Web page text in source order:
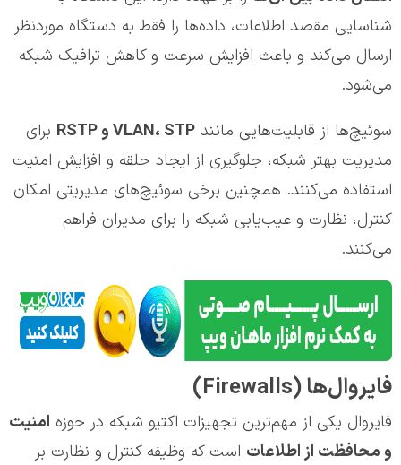
شناسایی مقصد اطلاعات، داده‌ها را فقط به دستگاه موردنظر
ارسال می‌کند و باعث افزایش سرعت و کاهش ترافیک شبکه
می‌شود.
سوئیچ‌ها از قابلیت‌هایی مانند VLAN، STP و RSTP
برای
مدیریت بهتر شبکه، جلوگیری از ایجاد حلقه و افزایش امنیت
استفاده می‌کنند. همچنین برخی سوئیچ‌های مدیریتی امکان
کنترل، نظارت و عیب‌یابی شبکه را برای مدیران فراهم
می‌کنند.
فایروال‌ها (Firewalls)
فایروال یکی از مهم‌ترین تجهیزات اکتیو شبکه در حوزه امنیت
و محافظت از اطلاعات است که وظیفه کنترل و نظارت بر